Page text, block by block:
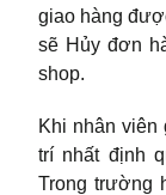
giao hàng
sẽ Hủy đơn
shop.
Khi nhân viên
trí nhất định
Trong trường